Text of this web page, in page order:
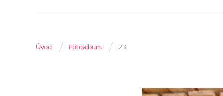
Úvod / Fotoalbum / 23